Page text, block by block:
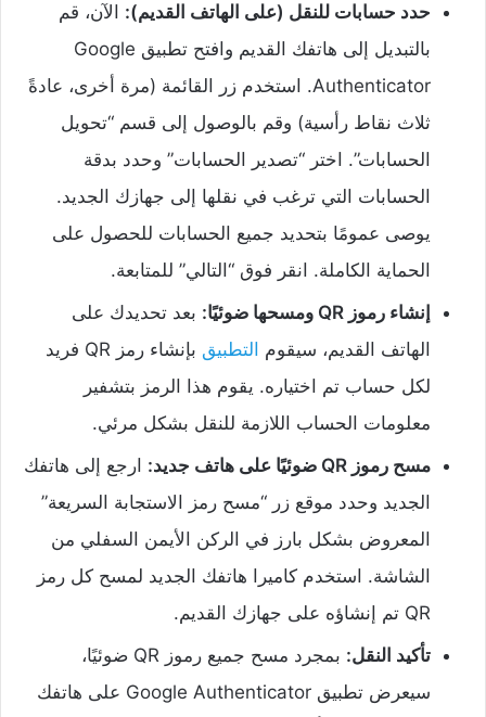
حدد حسابات للنقل (على الهاتف القديم): الآن، قم
بالتبديل إلى هاتفك القديم وافتح تطبيق Google
Authenticator. استخدم زر القائمة (مرة أخرى، عادةً
ثلاث نقاط رأسية) وقم بالوصول إلى قسم “تحويل
الحسابات”. اختر “تصدير الحسابات” وحدد بدقة
الحسابات التي ترغب في نقلها إلى جهازك الجديد.
يوصى عمومًا بتحديد جميع الحسابات للحصول على
الحماية الكاملة. انقر فوق “التالي” للمتابعة.
إنشاء رموز QR ومسحها ضوئيًا:
بعد تحديدك على
الهاتف القديم، سيقوم التطبيق
بإنشاء رمز QR فريد
لكل حساب تم اختياره. يقوم هذا الرمز بتشفير
معلومات الحساب اللازمة للنقل بشكل مرئي.
مسح رموز QR ضوئيًا على هاتف جديد:
ارجع إلى هاتفك
الجديد وحدد موقع زر “مسح رمز الاستجابة السريعة”
المعروض بشكل بارز في الركن الأيمن السفلي من
الشاشة. استخدم كاميرا هاتفك الجديد لمسح كل رمز
QR تم إنشاؤه على جهازك القديم.
تأكيد النقل:
بمجرد مسح جميع رموز QR ضوئيًا،
سيعرض تطبيق Google Authenticator على هاتفك